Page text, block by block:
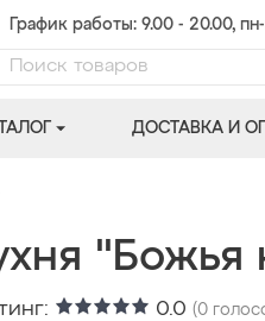
График работы: 9.00 - 20.00,
ДОСТАВКА И
"Божья
0.0 (0